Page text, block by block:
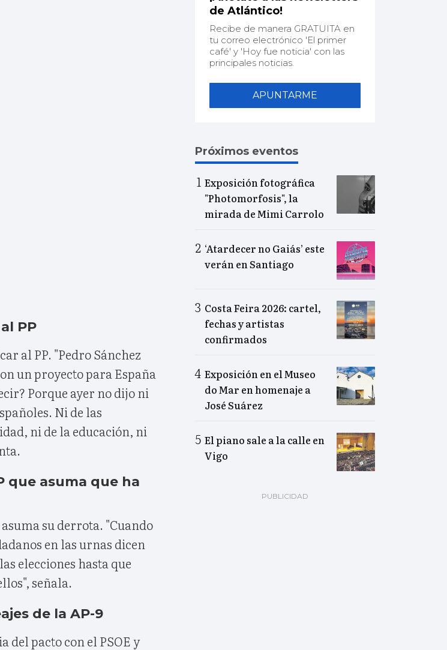
PP
al PP. "Pedro Sánchez
un proyecto para España
Porque ayer no dijo ni
Ni de las
ni de la educación, ni
que asuma que ha
su derrota. "Cuando
en las urnas dicen
elecciones hasta que
señala.
de la AP-9
del pacto con el PSOE y
de Atlántico!
Recibe de manera GRATUITA en
tu correo electrónico 'El primer
café' y 'Hoy fue noticia' con las
principales noticias.
APUNTARME
Próximos eventos
Exposición fotográfica
"Photomorfosis", la
mirada de Mimi Carrolo
‘Atardecer no Gaiás’ este
verán en Santiago
Costa Feira 2026: cartel,
fechas y artistas
confirmados
Exposición en el Museo
do Mar en homenaje a
José Suárez
El piano sale a la calle en
Vigo